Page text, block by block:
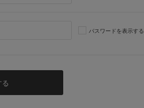
パスワードを表示する